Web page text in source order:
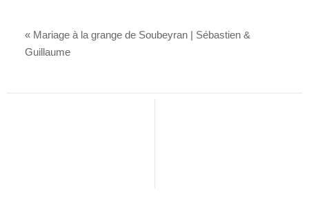
« Mariage à la grange de Soubeyran | Sébastien &
Guillaume